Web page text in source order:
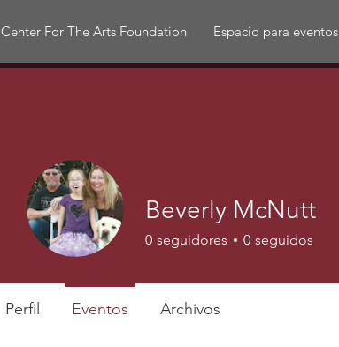
Center For The Arts Foundation Espacio para eventos
Beverly McNutt
0 seguidores 0 seguidos
Perfil Eventos Archivos